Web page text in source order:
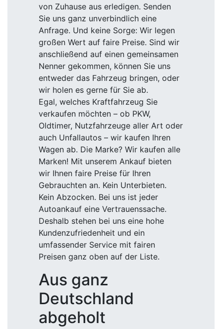
von Zuhause aus erledigen. Senden
Sie uns ganz unverbindlich eine
Anfrage. Und keine Sorge: Wir legen
großen Wert auf faire Preise. Sind wir
anschließend auf einen gemeinsamen
Nenner gekommen, können Sie uns
entweder das Fahrzeug bringen, oder
wir holen es gerne für Sie ab.
Egal, welches Kraftfahrzeug Sie
verkaufen möchten – ob PKW,
Oldtimer, Nutzfahrzeuge aller Art oder
auch Unfallautos – wir kaufen Ihren
Wagen ab. Die Marke? Wir kaufen alle
Marken! Mit unserem Ankauf bieten
wir Ihnen faire Preise für Ihren
Gebrauchten an. Kein Unterbieten.
Kein Abzocken. Bei uns ist jeder
Autoankauf eine Vertrauenssache.
Deshalb stehen bei uns eine hohe
Kundenzufriedenheit und ein
umfassender Service mit fairen
Preisen ganz oben auf der Liste.
Aus ganz
Deutschland
abgeholt